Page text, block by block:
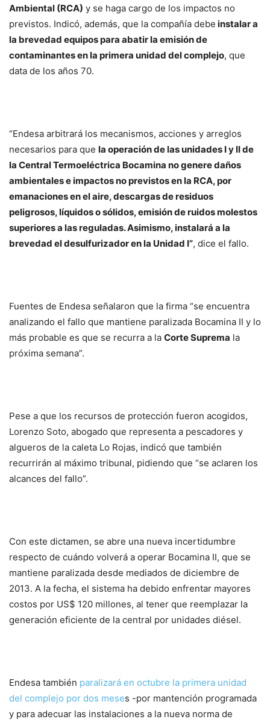
Ambiental (RCA) y se haga cargo de los impactos no
previstos. Indicó, además, que la compañía debe instalar a
la brevedad equipos para abatir la emisión de
contaminantes en la primera unidad del complejo, que
data de los años 70.
“Endesa arbitrará los mecanismos, acciones y arreglos
necesarios para que la operación de las unidades I y II de
la Central Termoeléctrica Bocamina no genere daños
ambientales e impactos no previstos en la RCA, por
emanaciones en el aire, descargas de residuos
peligrosos, líquidos o sólidos, emisión de ruidos molestos
superiores a las reguladas. Asimismo, instalará a la
brevedad el desulfurizador en la Unidad I”, dice el fallo.
Fuentes de Endesa señalaron que la firma “se encuentra
analizando el fallo que mantiene paralizada Bocamina II y lo
más probable es que se recurra a la Corte Suprema la
próxima semana”.
Pese a que los recursos de protección fueron acogidos,
Lorenzo Soto, abogado que representa a pescadores y
algueros de la caleta Lo Rojas, indicó que también
recurrirán al máximo tribunal, pidiendo que “se aclaren los
alcances del fallo”.
Con este dictamen, se abre una nueva incertidumbre
respecto de cuándo volverá a operar Bocamina II, que se
mantiene paralizada desde mediados de diciembre de
2013. A la fecha, el sistema ha debido enfrentar mayores
costos por US$ 120 millones, al tener que reemplazar la
generación eficiente de la central por unidades diésel.
Endesa también paralizará en octubre la primera unidad
del complejo por dos meses -por mantención programada
y para adecuar las instalaciones a la nueva norma de